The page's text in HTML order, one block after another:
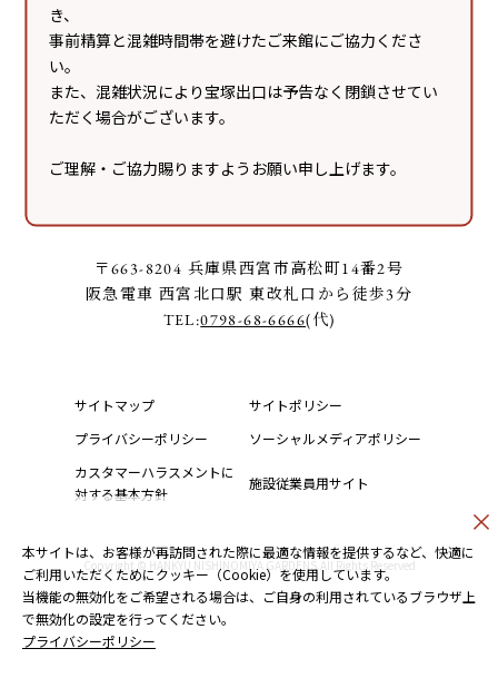
き、
事前精算と混雑時間帯を避けたご来館にご協力くださ
い。
また、混雑状況により宝塚出口は予告なく閉鎖させてい
ただく場合がございます。
ご理解・ご協力賜りますようお願い申し上げます。
本サイトは、お客様が再訪問された際に最適な情報を提供するなど、快適に
ご利用いただくためにクッキー（Cookie）を使用しています。
当機能の無効化をご希望される場合は、ご自身の利用されているブラウザ上
で無効化の設定を行ってください。
プライバシーポリシー
SNS
Official Official ガーデンズライブ
〒663-8204 兵庫県西宮市高松町14番2号
阪急電車 西宮北口駅 東改札口から徒歩3分
TEL:0798-68-6666(代)
サイトマップ
サイトポリシー
プライバシーポリシー
ソーシャルメディアポリシー
カスタマーハラスメントに
対する基本方針
施設従業員用サイト
Copyright © HANKYU NISHINOMIYA GARDENS.All Rights Reserved